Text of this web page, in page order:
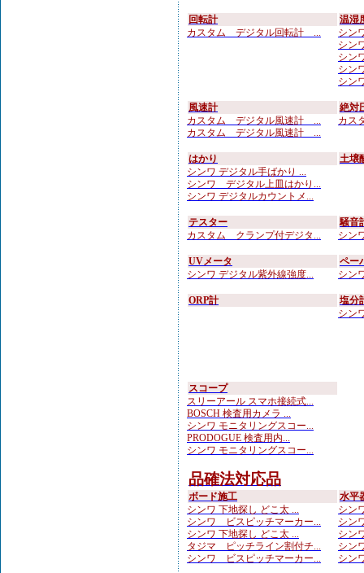
回転計
カスタム デジタル回転計 ...
温湿
シン
シン
シン
シン
シン
風速計
カスタム デジタル風速計 ...
カスタム デジタル風速計 ...
絶対
カス
はかり
シンワ デジタル手ばかり ...
シンワ デジタル上皿はかり...
シンワ デジタルカウントメ...
土壌
テスター
カスタム クランプ付デジタ...
騒音
シン
UVメータ
シンワ デジタル紫外線強度...
ペー
シン
ORP計
塩分
シン
スコープ
スリーアール スマホ接続式...
BOSCH 検査用カメラ ...
シンワ モニタリングスコー...
PRODOGUE 検査用内...
シンワ モニタリングスコー...
品確法対応品
ボード施工
シンワ 下地探し どこ太 ...
シンワ ビスピッチマーカー...
シンワ 下地探し どこ太 ...
タジマ ピッチライン割付チ...
シンワ ビスピッチマーカー...
水平
シン
シン
シン
シン
シン